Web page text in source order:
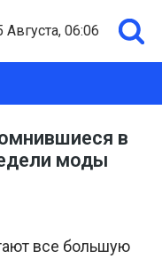
Августа, 06:06
в
моды
все большую